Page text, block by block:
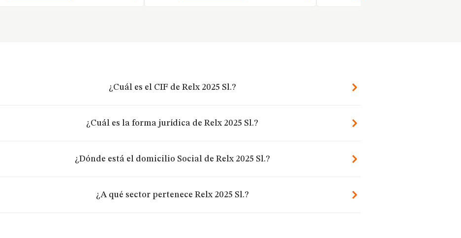
¿Cuál es el CIF de Relx 2025 Sl.?
¿Cuál es la forma jurídica de Relx 2025 Sl.?
¿Dónde está el domicilio Social de Relx 2025 Sl.?
¿A qué sector pertenece Relx 2025 Sl.?